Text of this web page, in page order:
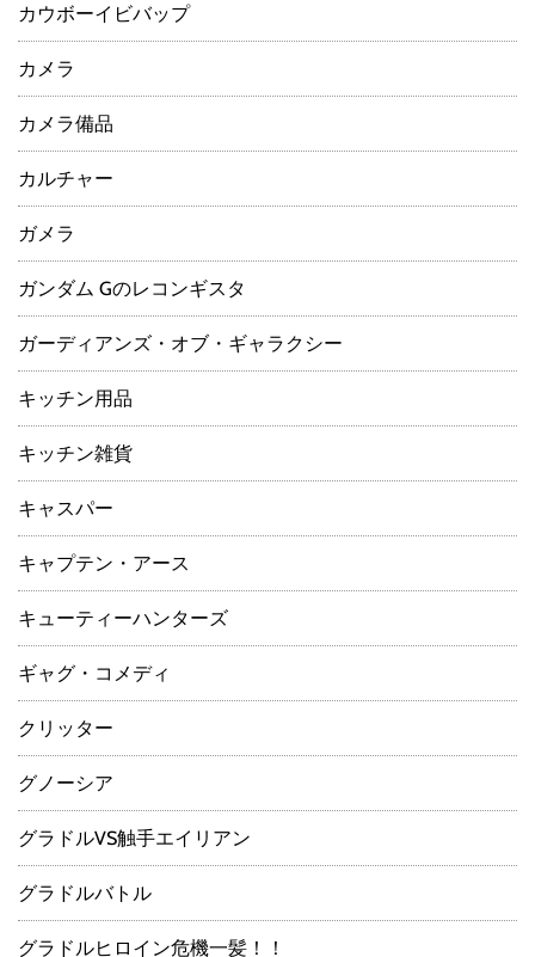
カウボーイビバップ
カメラ
カメラ備品
カルチャー
ガメラ
ガンダム Gのレコンギスタ
ガーディアンズ・オブ・ギャラクシー
キッチン用品
キッチン雑貨
キャスパー
キャプテン・アース
キューティーハンターズ
ギャグ・コメディ
クリッター
グノーシア
グラドルVS触手エイリアン
グラドルバトル
グラドルヒロイン危機一髪！！